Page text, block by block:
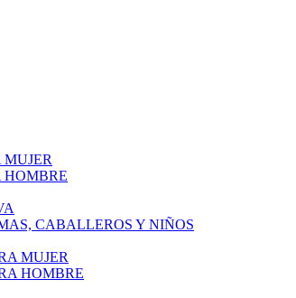
MUJER
HOMBRE
CABALLEROS Y NIÑOS
MUJER
HOMBRE